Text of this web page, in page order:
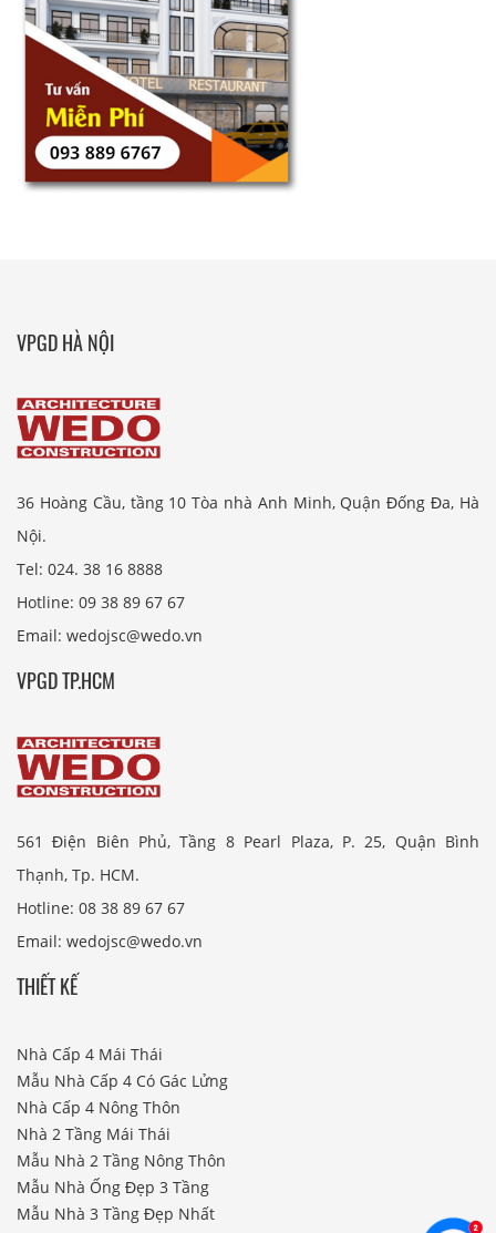
VPGD HÀ NỘI
36 Hoàng Cầu, tầng 10 Tòa nhà Anh Minh, Quận Đống Đa, Hà
Nội.
Tel: 024. 38 16 8888
Hotline: 09 38 89 67 67
Email: wedojsc@wedo.vn
VPGD TP.HCM
561 Điện Biên Phủ, Tầng 8 Pearl Plaza, P. 25, Quận Bình
Thạnh, Tp. HCM.
Hotline: 08 38 89 67 67
Email: wedojsc@wedo.vn
THIẾT KẾ
Nhà Cấp 4 Mái Thái
Mẫu Nhà Cấp 4 Có Gác Lửng
Nhà Cấp 4 Nông Thôn
Nhà 2 Tầng Mái Thái
Mẫu Nhà 2 Tầng Nông Thôn
Mẫu Nhà Ống Đẹp 3 Tầng
Mẫu Nhà 3 Tầng Đẹp Nhất